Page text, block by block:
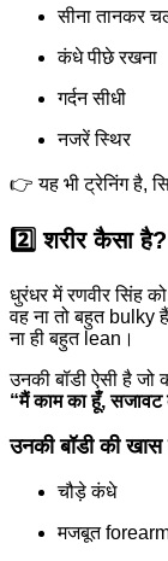
सीना तानकर
कंधे पीछे रखना
गर्दन सीधी
नजरें स्थिर
👉 यह भी ट्रेनिंग है,
2️⃣ शरीर कैसा है?
धुरंधर में रणवीर सिंह
वह ना तो बहुत bulky
ना ही बहुत lean।
उनकी बॉडी ऐसी है जो
“मैं काम का हूँ, सजावट
उनकी बॉडी की खास
चौड़े कंधे
मजबूत